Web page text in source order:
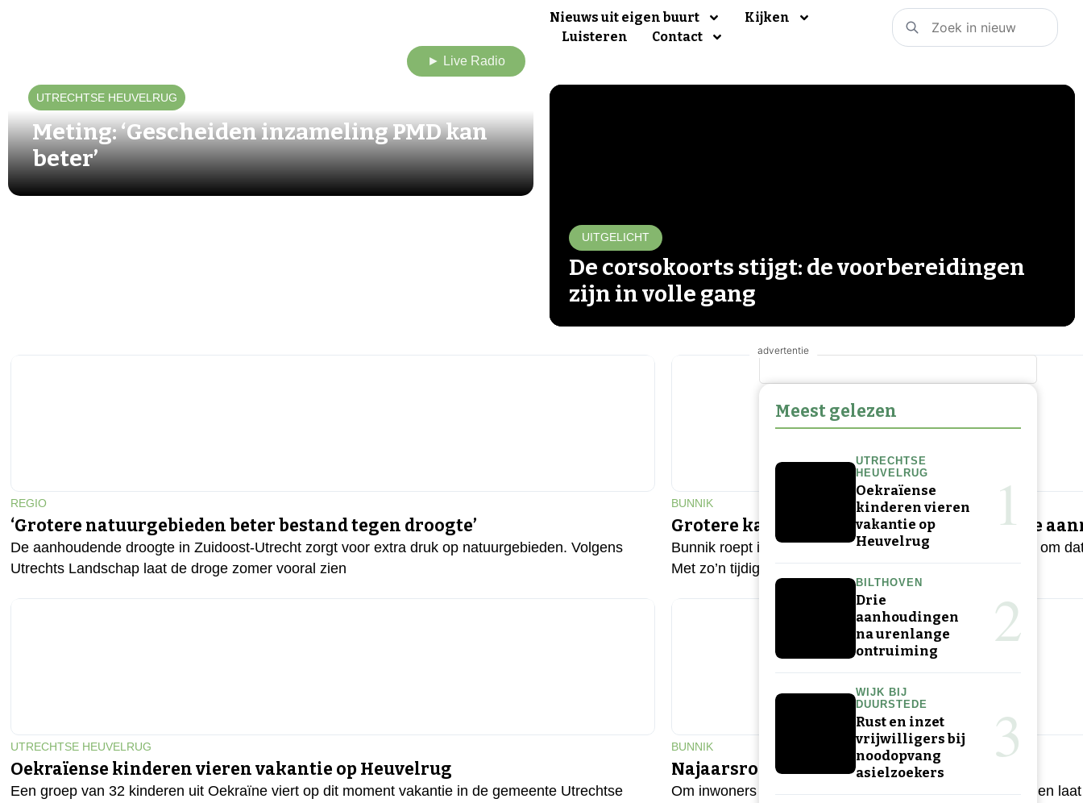
► Live Radio
Nieuws uit eigen buurt
Kijken
Luisteren
Contact
UTRECHTSE HEUVELRUG
Meting: ‘Gescheiden inzameling PMD kan
beter’
UITGELICHT
De corsokoorts stijgt: de voorbereidingen
zijn in volle gang
REGIO
‘Grotere natuurgebieden beter bestand tegen droogte’
De aanhoudende droogte in Zuidoost-Utrecht zorgt voor extra druk op natuurgebieden. Volgens
Utrechts Landschap laat de droge zomer vooral zien
BUNNIK
Grotere kans aansluiting electra bij vroege
Bunnik roept inwoners en bedrijven met bouwplannen op om
Met zo’n tijdige melding
UTRECHTSE HEUVELRUG
Oekraïense kinderen vieren vakantie op Heuvelrug
Een groep van 32 kinderen uit Oekraïne viert op dit moment vakantie in de gemeente Utrechtse
BUNNIK
Najaarsrondes tegeltaxi voor vergroening
Om inwoners te stimuleren hun tuinen verder te vergroenen
Meest gelezen
UTRECHTSE
HEUVELRUG
Oekraïense
kinderen vieren
vakantie op
Heuvelrug
1
BILTHOVEN
Drie
aanhoudingen
na urenlange
ontruiming
2
WIJK BIJ
DUURSTEDE
Rust en inzet
vrijwilligers bij
noodopvang
asielzoekers
3